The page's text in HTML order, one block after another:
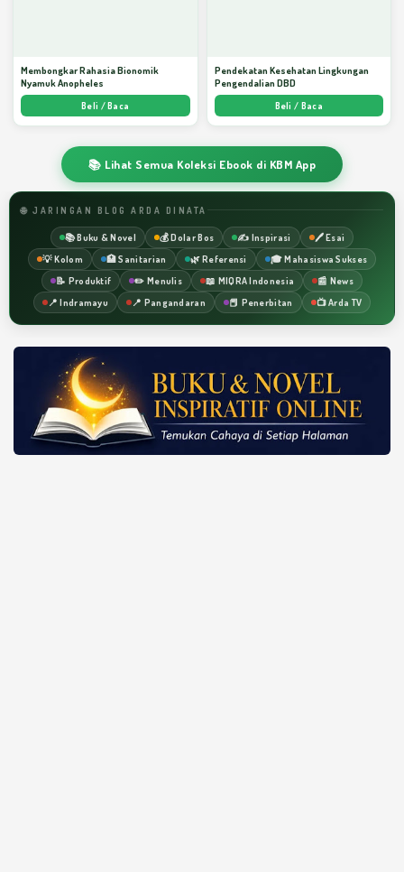
Membongkar Rahasia Bionomik
Nyamuk Anopheles
Beli / Baca
Pendekatan Kesehatan Lingkungan
Pengendalian DBD
Beli / Baca
📚 Lihat Semua Koleksi Ebook di KBM App
🌐 JARINGAN BLOG ARDA DINATA
📚 Buku & Novel 💰 Dolar Bos ✍️ Inspirasi
🖊️ Esai
💡 Kolom
🏥 Sanitarian 🌿 Referensi
🎓 Mahasiswa Sukses
📝 Produktif
✏️ Menulis 📖 MIQRA Indonesia
📰 News
📍 Indramayu
📍 Pangandaran 📕 Penerbitan 📺 Arda TV